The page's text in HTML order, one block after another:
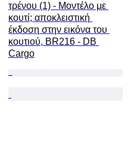
τρένου (1) - Μοντέλο με
κουτί; αποκλειστική
έκδοση στην εικόνα του
κουτιού, BR216 - DB
Cargo